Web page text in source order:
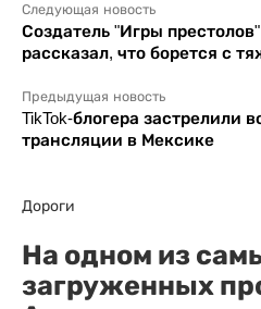
Следующая новость
Создатель "Игры
рассказал, что борется с
Предыдущая новость
TikTok-блогера застрелили
трансляции в Мексике
Дороги
На одном из
загруженных